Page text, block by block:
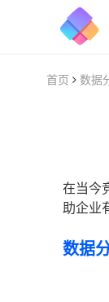
首页 数据
在当今
助企业
数据